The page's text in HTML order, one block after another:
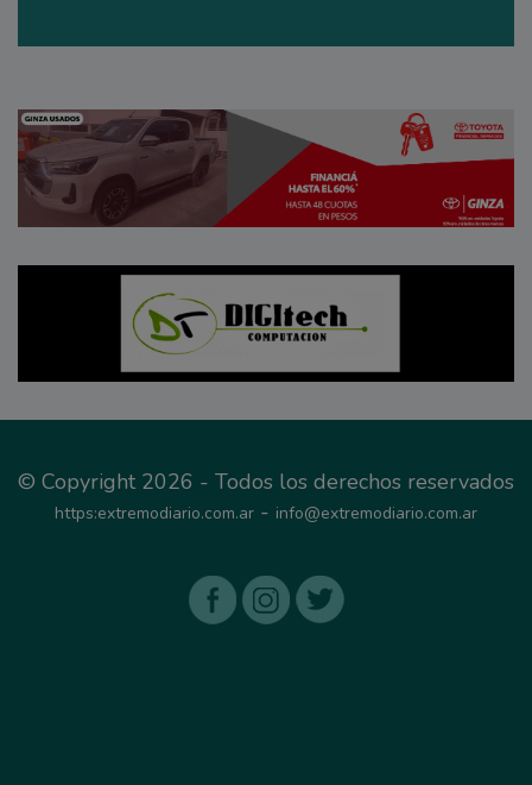
© Copyright 2026 - Todos los derechos reservados
https:extremodiario.com.ar - info@extremodiario.com.ar